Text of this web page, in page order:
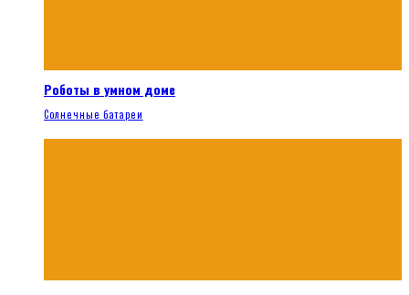
Роботы в умном доме
Солнечные батареи